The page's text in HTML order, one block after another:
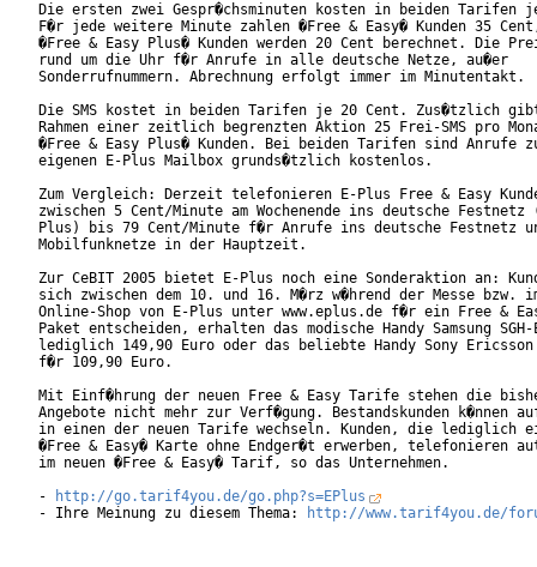
Die ersten zwei Gespr�chsminuten kosten in beiden Tarifen
F�r jede weitere Minute zahlen �Free & Easy� Kunden 35
�Free & Easy Plus� Kunden werden 20 Cent berechnet. Die
rund um die Uhr f�r Anrufe in alle deutsche Netze, au�er
Sonderrufnummern. Abrechnung erfolgt immer im Minutentakt.
Die SMS kostet in beiden Tarifen je 20 Cent. Zus�tzlich
Rahmen einer zeitlich begrenzten Aktion 25 Frei-SMS pro
�Free & Easy Plus� Kunden. Bei beiden Tarifen sind Anrufe
eigenen E-Plus Mailbox grunds�tzlich kostenlos.
Zum Vergleich: Derzeit telefonieren E-Plus Free & Easy
zwischen 5 Cent/Minute am Wochenende ins deutsche Festnetz
Plus) bis 79 Cent/Minute f�r Anrufe ins deutsche Festnetz
Mobilfunknetze in der Hauptzeit.
Zur CeBIT 2005 bietet E-Plus noch eine Sonderaktion an:
sich zwischen dem 10. und 16. M�rz w�hrend der Messe bzw.
Online-Shop von E-Plus unter www.eplus.de f�r ein Free &
Paket entscheiden, erhalten das modische Handy Samsung
lediglich 149,90 Euro oder das beliebte Handy Sony Ericsson
f�r 109,90 Euro.
Mit Einf�hrung der neuen Free & Easy Tarife stehen die
Angebote nicht mehr zur Verf�gung. Bestandskunden k�nnen
in einen der neuen Tarife wechseln. Kunden, die lediglich
�Free & Easy� Karte ohne Endger�t erwerben, telefonieren
im neuen �Free & Easy� Tarif, so das Unternehmen.
-
http://go.tarif4you.de/go.php?s=EPlus
- Ihre Meinung zu diesem Thema:
http://www.tarif4you.de/